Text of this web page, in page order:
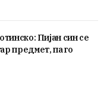
Пијан син се
предмет, па го